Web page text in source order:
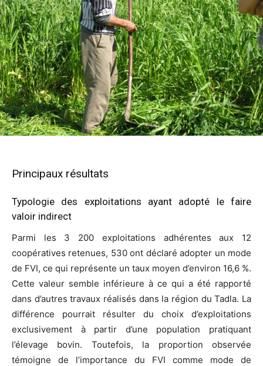
Principaux résultats
Typologie des exploitations ayant adopté le faire
valoir indirect
Parmi les 3 200 exploitations adhérentes aux 12
coopératives retenues, 530 ont déclaré adopter un mode
de FVI, ce qui représente un taux moyen d’environ 16,6 %.
Cette valeur semble inférieure à ce qui a été rapporté
dans d’autres travaux réalisés dans la région du Tadla. La
différence pourrait résulter du choix d’exploitations
exclusivement à partir d’une population pratiquant
l’élevage bovin. Toutefois, la proportion observée
témoigne de l’importance du FVI comme mode de